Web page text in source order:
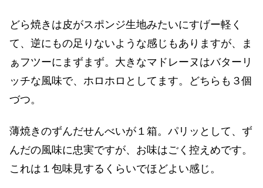
どら焼きは皮がスポンジ生地みたいにすげー軽く
て、逆にもの足りないような感じもありますが、ま
ぁフツーにまずまず。大きなマドレーヌはバターリ
ッチな風味で、ホロホロとしてます。どちらも３個
づつ。
薄焼きのずんだせんべいが１箱。パリッとして、ず
んだの風味に忠実ですが、お味はごく控えめです。
これは１包味見するくらいでほどよい感じ。